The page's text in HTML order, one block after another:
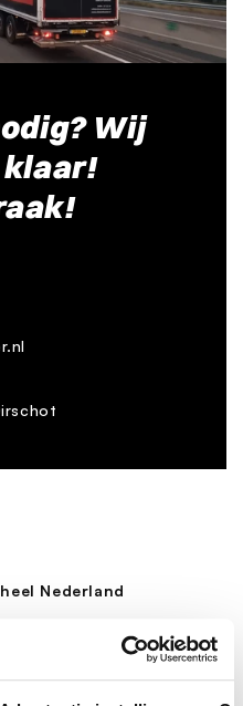
Wij
klaar!
Nederland
van Brabant